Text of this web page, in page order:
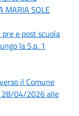
MARIA SOLE
e post scuola
la S.p. 1
il Comune
28/04/2026 alle